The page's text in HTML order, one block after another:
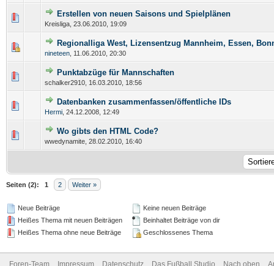
Erstellen von neuen Saisons und Spielplänen
Kreisliga, 23.06.2010, 19:09
Regionalliga West, Lizensentzug Mannheim, Essen,
nineteen 11.06.2010, 20:30
Punktabzüge für Mannschaften
schalker2910, 16.03.2010, 18:56
Datenbanken zusammenfassen/öffentliche IDs
Hermi 24.12.2008, 12:49
Wo gibts den HTML Code?
wwedynamite, 28.02.2010, 16:40
Seiten (2): 1 2 Weiter »
Neue Beiträge
Heißes Thema mit neuen Beiträgen
Heißes Thema ohne neue Beiträge
Keine neuen Beiträge
Beinhaltet Beiträge von dir
Geschlossenes Thema
Foren-Team Impressum Datenschutz Das Fußball Studio Nach oben